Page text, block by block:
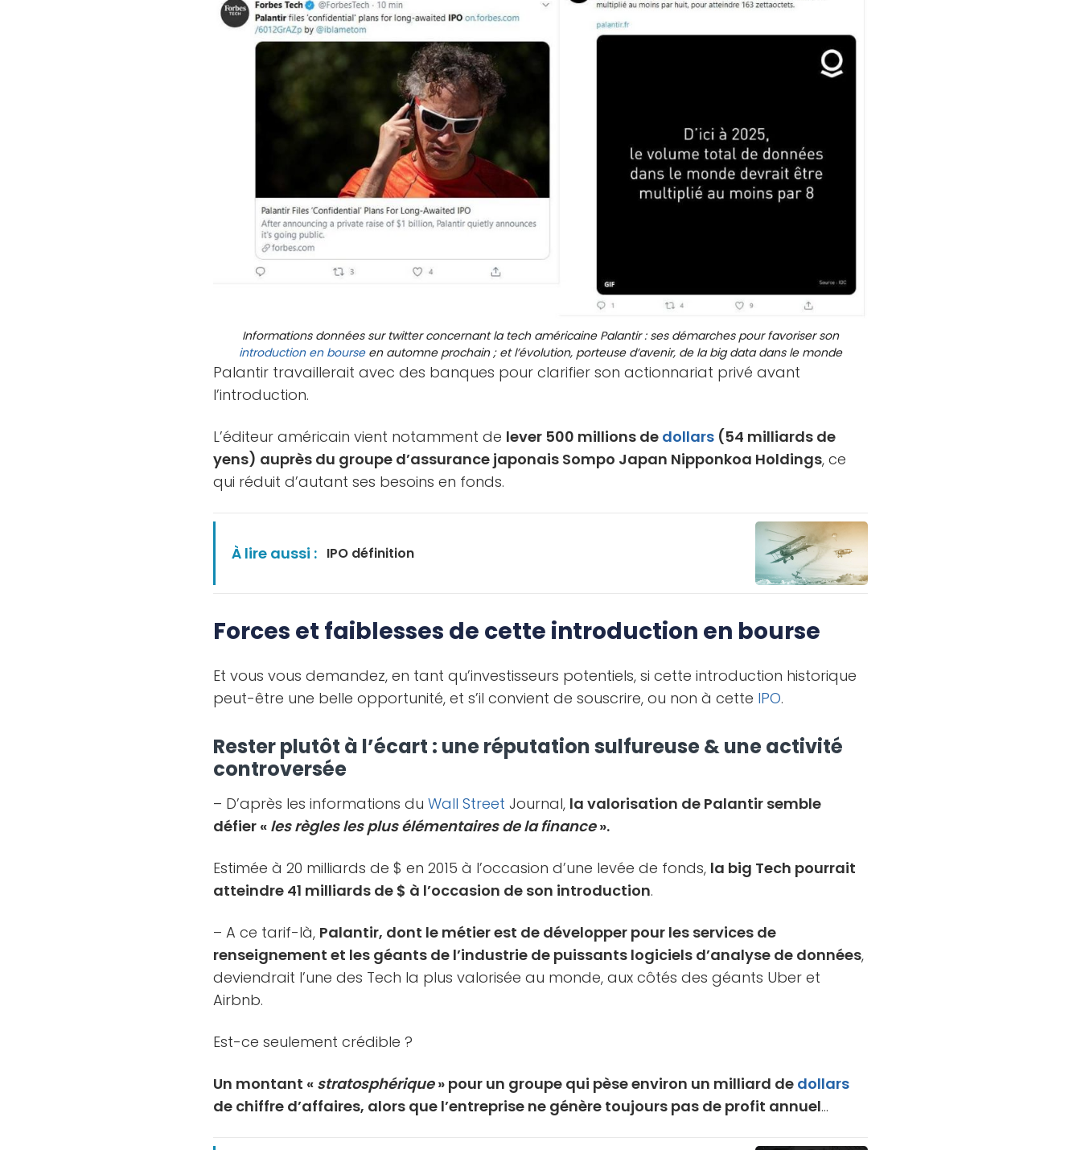
Informations données sur twitter concernant la tech américaine Palantir : ses démarches pour favoriser son
introduction en bourseen automne prochain ; et l’évolution, porteuse d’avenir, de la big data dans le monde
Palantir travaillerait avec des banques pour clarifier son actionnariat privé avant
l’introduction.
L’éditeur américain vient notamment de lever 500 millions de dollars (54 milliards de
yens) auprès du groupe d’assurance japonais Sompo Japan Nipponkoa Holdings, ce
qui réduit d’autant ses besoins en fonds.
À lire aussi : IPO définition
Forces et faiblesses de cette introduction en bourse
Et vous vous demandez, en tant qu’investisseurs potentiels, si cette introduction historique
peut-être une belle opportunité, et s’il convient de souscrire, ou non à cette IPO.
Rester plutôt à l’écart : une réputation sulfureuse & une activité
controversée
– D’après les informations duWall Street Journal, la valorisation de Palantir semble
défier « les règles les plus élémentaires de la finance».
Estimée à 20 milliards de $ en 2015 à l’occasion d’une levée de fonds, la big Tech pourrait
atteindre 41 milliards de $ à l’occasion de son introduction.
– A ce tarif-là, Palantir, dont le métier est de développer pour les services de
renseignement et les géants de l’industrie de puissants logiciels d’analyse de données,
deviendrait l’une des Tech la plus valorisée au monde, aux côtés des géants Uber et
Airbnb.
Est-ce seulement crédible ?
Un montant « stratosphérique» pour un groupe qui pèse environ un milliard de dollars
de chiffre d’affaires, alors que l’entreprise ne génère toujours pas de profit annuel…